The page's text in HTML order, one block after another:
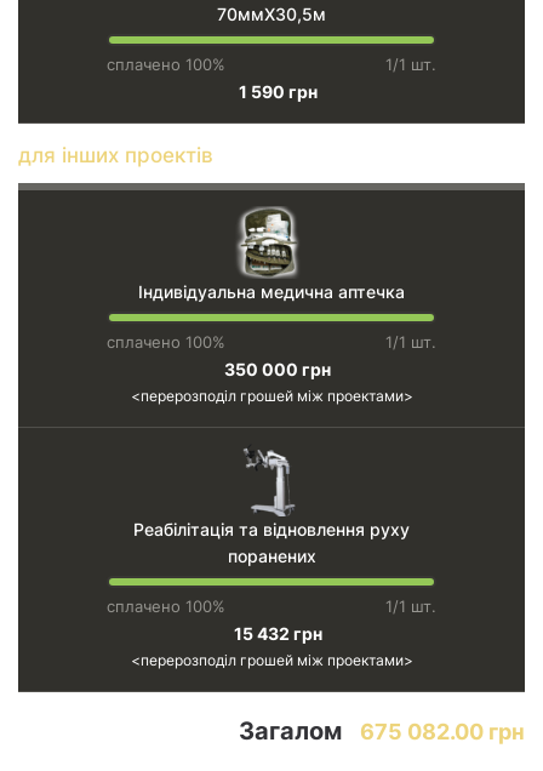
70ммХ30,5м
сплачено 100% 1/1 шт.
1 590 грн
для інших проектів
Індивідуальна медична аптечка
сплачено 100% 1/1 шт.
350 000 грн
перерозподіл грошей між проектами
Реабілітація та відновлення руху
поранених
сплачено 100% 1/1 шт.
15 432 грн
перерозподіл грошей між проектами
Загалом 675 082.00 грн